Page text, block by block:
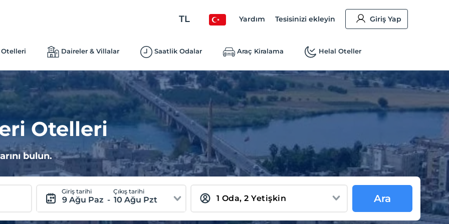
TL Yardım Tesisinizi ekleyin Giriş Yap
Daireler & Villalar Saatlik Odalar Araç Kiralama Helal Oteller
Otelleri
bulun.
Giriş tarihi
9 Ağu Paz -
Çıkış tarihi
10 Ağu Pzt Ara